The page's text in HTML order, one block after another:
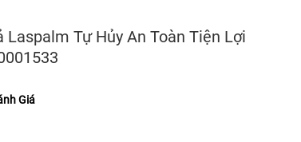
Laspalm Tự Hủy An Toàn Tiện Lợi
Giá